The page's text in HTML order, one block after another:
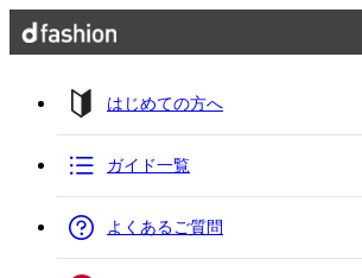
はじめての方へ
ガイド一覧
よくあるご質問